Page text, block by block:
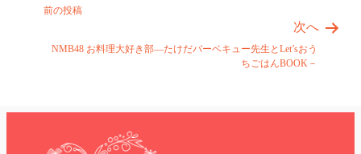
前の投稿
次へ
NMB48 お料理大好き部―たけだバーベキュー先生とLet’sおう
ちごはんBOOK－